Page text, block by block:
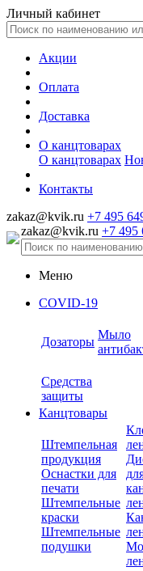
Личный кабинет
Акции
Оплата
Доставка
О канцтоварах
О канцтоварах
Контакты
zakaz@kvik.ru +7 495
zakaz@kvik.ru +7 495
Меню
COVID-19
Дозаторы
Мыло
Средства
защиты
Канцтовары
Штемпельная
продукция
Оснастки для
печати
Штемпельные
краски
Штемпельные
подушки